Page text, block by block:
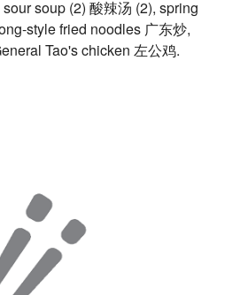
soup (2) 酸辣汤 (2), spring
style fried noodles 广东炒,
Tao's chicken 左公鸡.